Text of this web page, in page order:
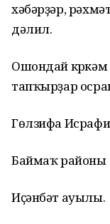
хәбәрҙәр,
дәлил.
Ошондай күркәм
тапҡырҙар
Гөлзифа
Баймаҡ районы
Иҫәнбәт ауылы.